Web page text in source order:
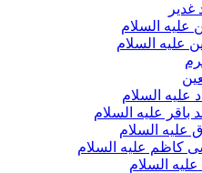
غدیر
علیه السلام
علیه السلام
علیه السلام
باقر علیه السلام
علیه السلام
کاظم علیه السلام
السلام